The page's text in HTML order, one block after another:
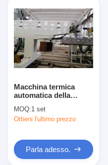
Macchina termica
automatica della
operazione semplice
per il centro di carta a
MOQ:1 set
Ottieni l'ultimo prezzo
Parla adesso.